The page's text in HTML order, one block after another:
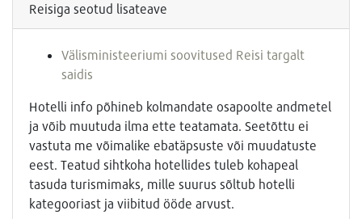
Reisiga seotud lisateave
Välisministeeriumi soovitused Reisi targalt
saidis
Hotelli info põhineb kolmandate osapoolte andmetel
ja võib muutuda ilma ette teatamata. Seetõttu ei
vastuta me võimalike ebatäpsuste või muudatuste
eest. Teatud sihtkoha hotellides tuleb kohapeal
tasuda turismimaks, mille suurus sõltub hotelli
kategooriast ja viibitud ööde arvust.